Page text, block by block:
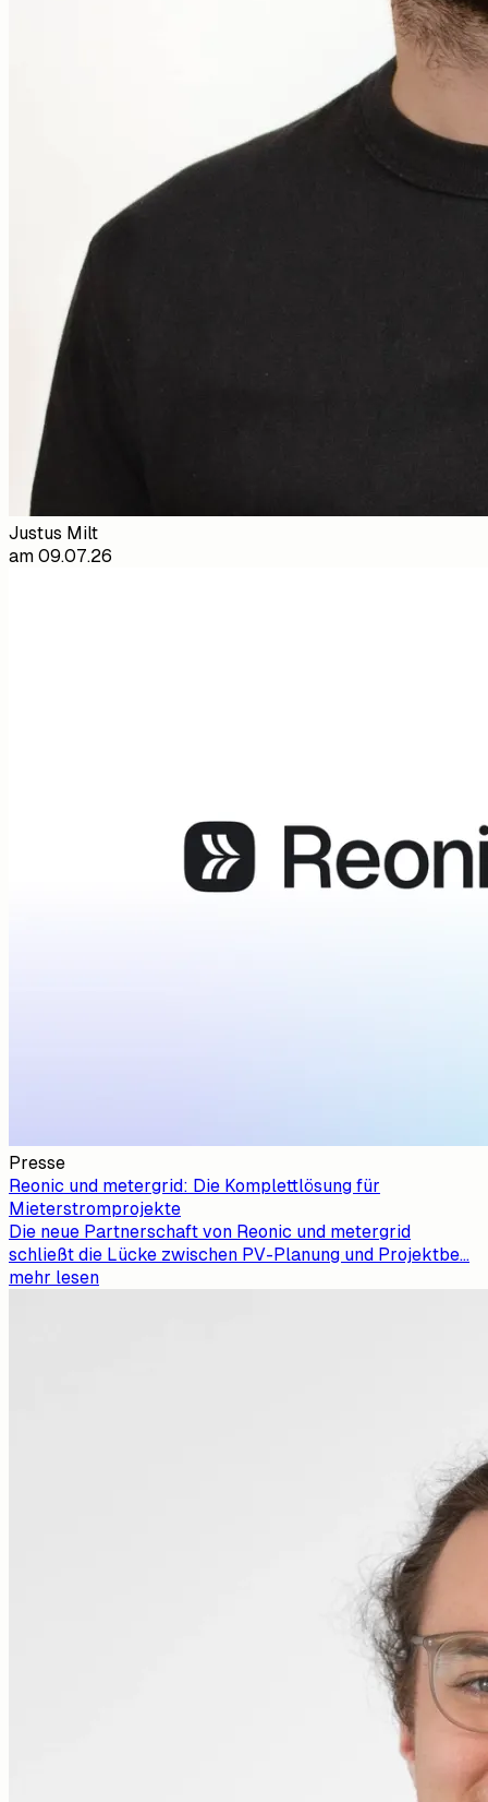
Justus Milt
am 09.07.26
Presse
Reonic und metergrid: Die Komplettlösung für
Mieterstromprojekte
Die neue Partnerschaft von Reonic und metergrid
schließt die Lücke zwischen PV-Planung und Projektbe...
mehr lesen